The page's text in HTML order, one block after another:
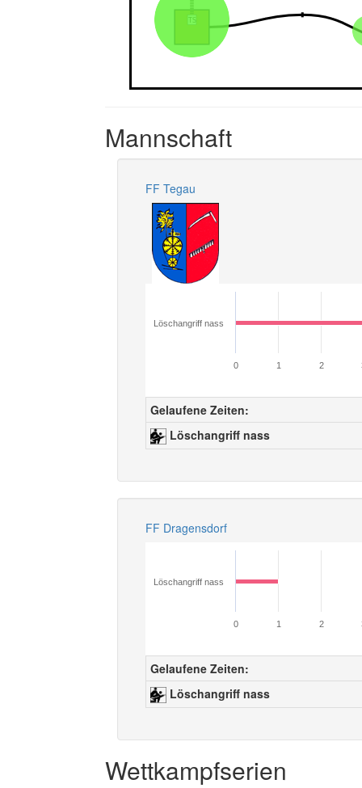
Mannschaft
FF Tegau
Löschangriff nass
0 1 2
Gelaufene Zeiten:
Löschangriff nass
FF Dragensdorf
Löschangriff nass
0 1 2
Gelaufene Zeiten:
Löschangriff nass
Wettkampfserien